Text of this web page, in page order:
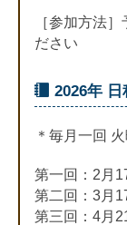
［参加方法
ださい
2026年 日
＊毎月一回
第一回：2月
第二回：3月
第三回：4月